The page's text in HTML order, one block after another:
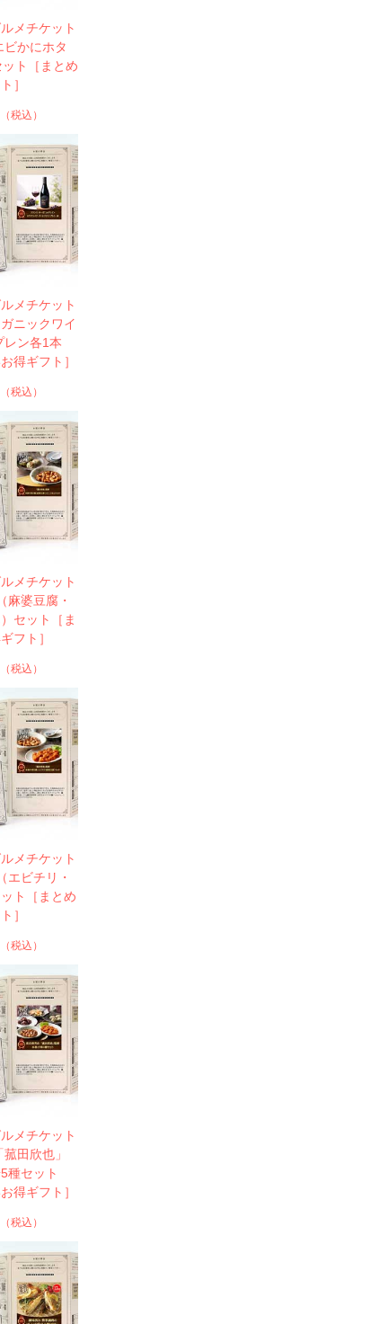
メチケット
かにホタ
ト［まとめ
］
（税込）
メチケット
ニックワイ
レン各1本
得ギフト］
（税込）
メチケット
麻婆豆腐・
セット［ま
フト］
（税込）
メチケット
エビチリ・
ト［まとめ
］
（税込）
メチケット
田欣也」
種セット
得ギフト］
（税込）